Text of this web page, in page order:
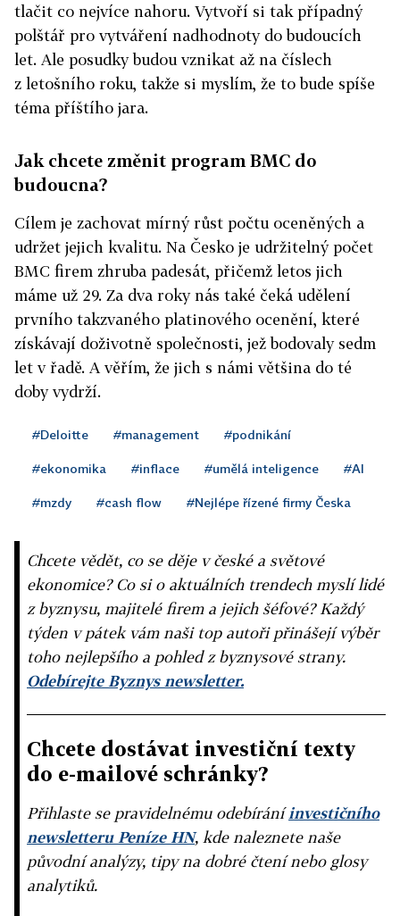
tlačit co nejvíce nahoru. Vytvoří si tak případný
polštář pro vytváření nadhodnoty do budoucích
let. Ale posudky budou vznikat až na číslech
z letošního roku, takže si myslím, že to bude spíše
téma příštího jara.
Jak chcete změnit program BMC do
budoucna?
Cílem je zachovat mírný růst počtu oceněných a
udržet jejich kvalitu. Na Česko je udržitelný počet
BMC firem zhruba padesát, přičemž letos jich
máme už 29. Za dva roky nás také čeká udělení
prvního takzvaného platinového ocenění, které
získávají doživotně společnosti, jež bodovaly sedm
let v řadě. A věřím, že jich s námi většina do té
doby vydrží.
#Deloitte #management #podnikání
#ekonomika #inflace #umělá inteligence #AI
#mzdy #cash flow #Nejlépe řízené firmy Česka
Chcete vědět, co se děje v české a světové
ekonomice? Co si o aktuálních trendech myslí lidé
z byznysu, majitelé firem a jejich šéfové? Každý
týden v pátek vám naši top autoři přinášejí výběr
toho nejlepšího a pohled z byznysové strany.
Odebírejte Byznys newsletter.
Chcete dostávat investiční texty
do e-mailové schránky?
Přihlaste se pravidelnému odebíráníinvestičního
newsletteru Peníze HN, kde naleznete naše
původní analýzy, tipy na dobré čtení nebo glosy
analytiků.